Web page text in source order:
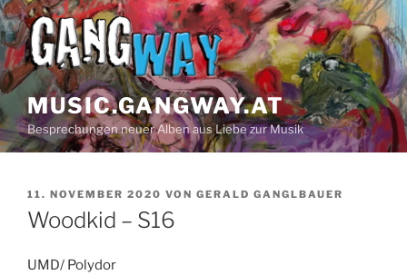
Z
u
m
I
n
h
a
MUSIC.GANGWAY.AT
Besprechungen neuer Alben aus Liebe zur Musik
V
E
R
F
11. NOVEMBER 2020 VON GERALD GANGLBAUER
Woodkid – S16
UMD/ Polydor